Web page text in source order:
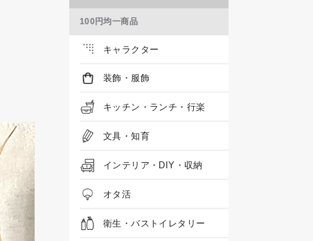
100円均一商品
キャラクター
装飾・服飾
キッチン・ランチ・行楽
文具・知育
インテリア・DIY・収納
オタ活
衛生・バストイレタリー